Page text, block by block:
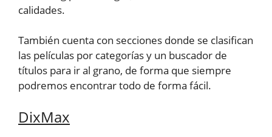
calidades.
También cuenta con secciones donde se clasifican
las películas por categorías y un buscador de
títulos para ir al grano, de forma que siempre
podremos encontrar todo de forma fácil.
DixMax